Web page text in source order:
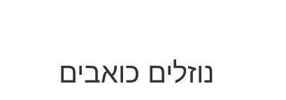
נוזלים כואבים